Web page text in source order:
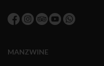
MANZWINE